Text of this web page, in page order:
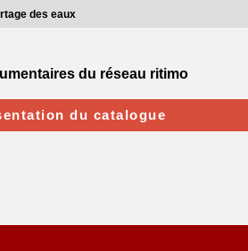
des eaux
du réseau ritimo
du catalogue